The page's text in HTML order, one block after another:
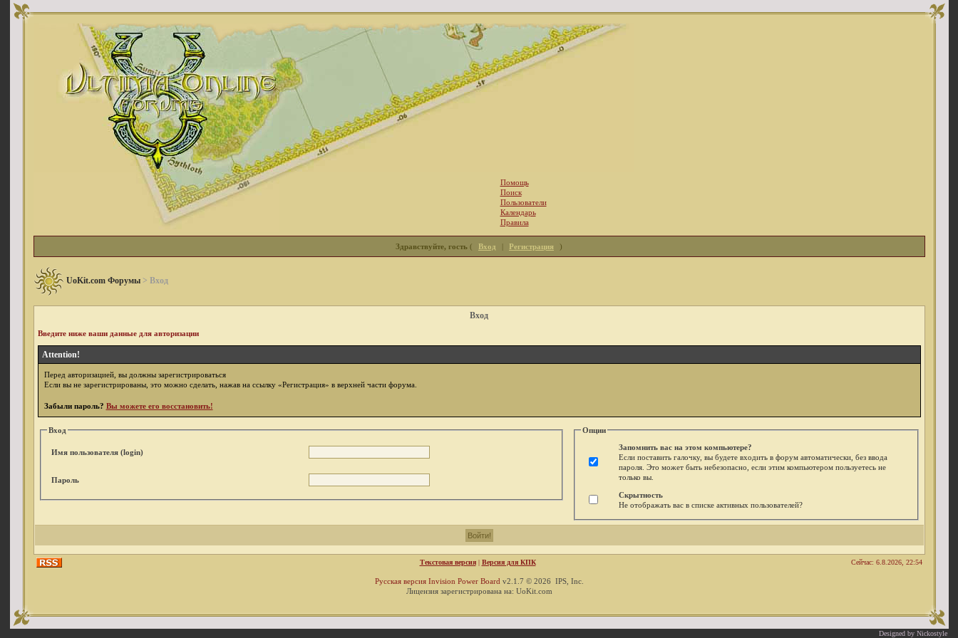
Помощь
Поиск
Пользователи
Календарь
Правила
Здравствуйте, гость ( Вход | Регистрация )
UoKit.com Форумы> Вход
Вход
Введите ниже ваши данные для авторизации
Attention!
Перед авторизацией, вы должны зарегистрироваться
Если вы не зарегистрированы, это можно сделать, нажав на ссылку «Регистрация» в верхней части форума.
Забыли пароль? Вы можете его восстановить!
Вход
Имя пользователя (login)
Пароль
Опции
Запомнить вас на этом компьютере?
Если поставить галочку, вы будете входить в форум автоматически, без ввода
пароля. Это может быть небезопасно, если этим компьютером пользуетесь не
только вы.
Скрытность
Не отображать вас в списке активных пользователей?
Текстовая версия| Версия для КПК Сейчас: 6.8.2026, 22:54
Русская версия Invision Power Board v2.1.7 © 2026 IPS, Inc.
Лицензия зарегистрирована на: UoKit.com
Designed by Nickostyle